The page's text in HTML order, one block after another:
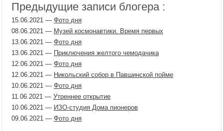
Предыдущие записи блогера :
15.06.2021 — Фото дня
08.06.2021 — Музей космонавтики. Время первых
13.06.2021 — Фото дня
13.06.2021 — Приключения желтого чемодачика
12.06.2021 — Фото дня
12.06.2021 — Никольский собор в Павшинской пойме
10.06.2021 — Фото дня
11.06.2021 — Утреннее открытие
10.06.2021 — ИЗО-студия Дома пионеров
09.06.2021 — Фото дня